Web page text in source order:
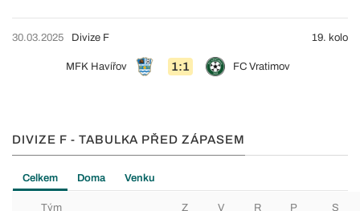
30.03.2025
MFK Havířov 1:1 FC Vratimov
Divize F 19. kolo
DIVIZE F - TABULKA PŘED ZÁPASEM
Celkem Doma Venku
Tým Z V R P S